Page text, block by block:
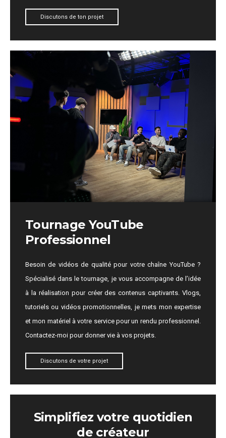
Discutons de ton projet
Tournage YouTube
Professionnel
Besoin de vidéos de qualité pour votre chaîne YouTube ?
Spécialisé dans le tournage, je vous accompagne de l’idée
à la réalisation pour créer des contenus captivants. Vlogs,
tutoriels ou vidéos promotionnelles, je mets mon expertise
et mon matériel à votre service pour un rendu professionnel.
Contactez-moi pour donner vie à vos projets.
Discutons de votre projet
Simplifiez votre quotidien
de créateur